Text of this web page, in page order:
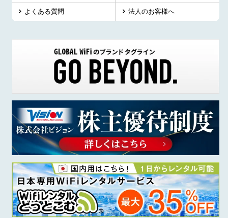
よくある質問 法人のお客様へ